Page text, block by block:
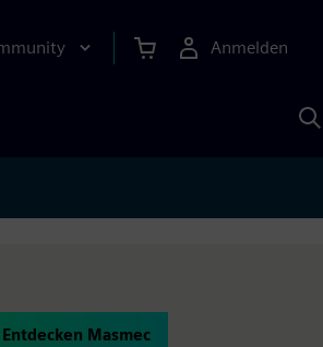
Anmelden
KI
Entdecken Masmec